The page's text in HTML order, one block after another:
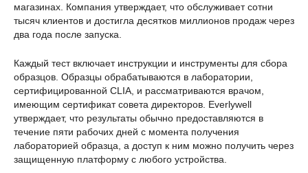
магазинах. Компания утверждает, что обслуживает сотни
тысяч клиентов и достигла десятков миллионов продаж через
два года после запуска.
Каждый тест включает инструкции и инструменты для сбора
образцов. Образцы обрабатываются в лаборатории,
сертифицированной CLIA, и рассматриваются врачом,
имеющим сертификат совета директоров. Everlywell
утверждает, что результаты обычно предоставляются в
течение пяти рабочих дней с момента получения
лабораторией образца, а доступ к ним можно получить через
защищенную платформу с любого устройства.